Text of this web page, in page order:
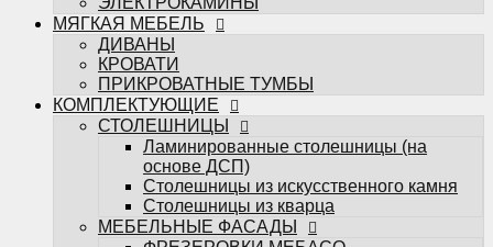
Фасады CLEAF
Фасады FENIX
Фасады MATTELUX
Фасады ARPA
Фасады AGT
КРАШЕННЫЕ ФАСАДЫ (ЭМАЛЬ)
ФАСАДЫ В ПЛЁНКЕ ПВХ
Пленки ADILET
Пленки GREENWOOD
Пленки ТАДЖ
ФАСАДЫ ИЗ МАССИВА ДЕРЕВА
МЯГКАЯ МЕБЕЛЬ
ДИВАНЫ
КРОВАТИ
ПРИКРОВАТНЫЕ ТУМБЫ
КОМПЛЕКТУЮЩИЕ
СТОЛЕШНИЦЫ
Ламинированные столешницы (на
основе ДСП)
Столешницы из искусственного камня
Столешницы из кварца
МЕБЕЛЬНЫЕ ФАСАДЫ